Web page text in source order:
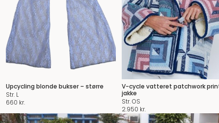
Upcycling blonde bukser – større
Str. L
660 kr.
V-cycle vatteret patchwork
jakke
Str. OS
2.950 kr.